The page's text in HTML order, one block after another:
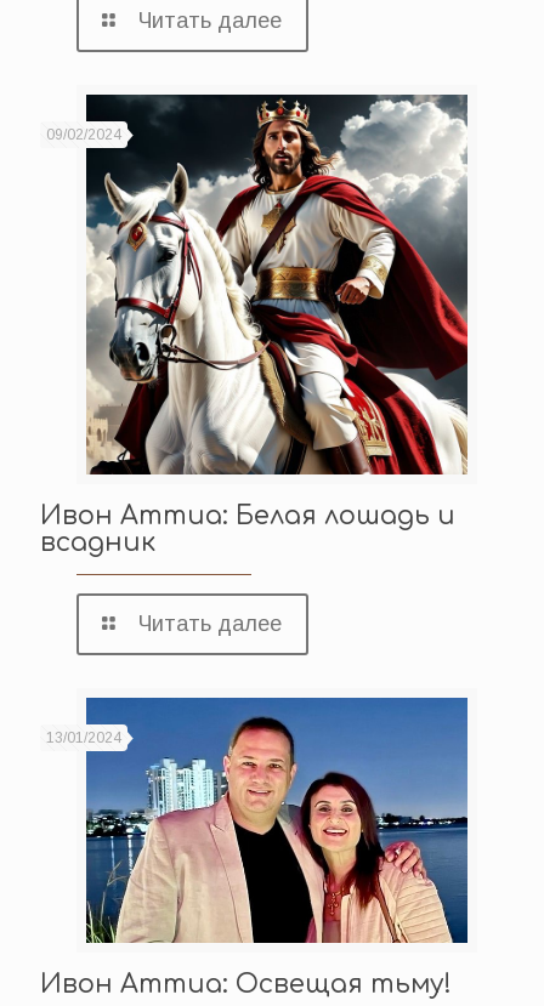
Читать далее
09/02/2024
Ивон Аттиа: Белая лошадь и
всадник
Читать далее
13/01/2024
Ивон Аттиа: Освещая тьму!